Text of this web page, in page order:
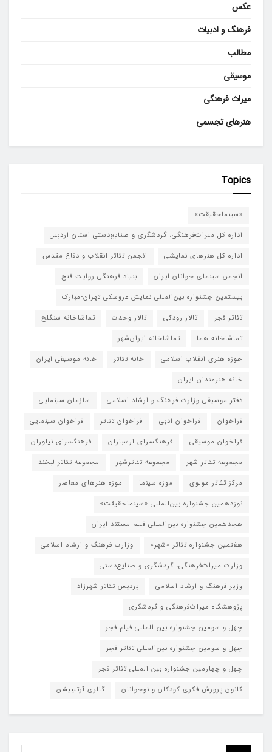
عکس
فرهنگ و ادبیات
مطالب
موسیقی
میراث فرهنگی
هنرهای تجسمی
Topics
«سینماحقیقت»
اداره کل میراث‌فرهنگی، گردشگری و صنایع‌دستی استان اردبیل
اداره کل هنرهای نمایشی
انجمن تئاتر انقلاب و دفاع مقدس
انجمن سینمای جوانان ایران
بنیاد فرهنگی روایت فتح
بیستمین جشنواره بین‌المللی نمایش عروسکی تهران-مبارک
تئاتر فجر
تالار رودکی تالار وحدت
تماشاخانه سنگلج
تماشاخانه هما
تماشاخانه‌ ایران‌شهر
حوزه هنری انقلاب اسلامی
خانه تئاتر
خانه موسیقی ایران
خانه هنرمندان ایران
دفتر موسیقی وزارت فرهنگ و ارشاد اسلامی
سازمان سینمایی
فراخوان
فراخوان ادبی فراخوان تئاتر
فراخوان سینمایی
فراخوان موسیقی
فرهنگسرای ارسباران
فرهنگسرای نیاوران
مجموعه تئاتر شهر
مجموعه تئاترشهر
مجموعه تئاتر لبخند
مرکز تئاتر مولوی
موزه سینما
موزه هنرهای معاصر
نوزدهمین جشنواره بین‌المللی «سینماحقیقت»
هجدهمین جشنواره بین‌المللی فیلم مستند ایران
هفتمین جشنواره تئاتر «شهر»
وزارت فرهنگ و ارشاد اسلامی
وزارت میراث‌فرهنگی، گردشگری و صنایع‌دستی
وزیر فرهنگ و ارشاد اسلامی
پردیس تئاتر شهرزاد
پژوهشگاه میراث‌فرهنگی و گردشگری
چهل و سومین جشنواره بین المللی فیلم فجر
چهل و سومین جشنواره بین‌المللی تئاتر فجر
چهل و چهارمین جشنواره بین المللی تئاتر فجر
کانون پرورش فکری کودکان و نوجوانان
گالری آرتیبیشن